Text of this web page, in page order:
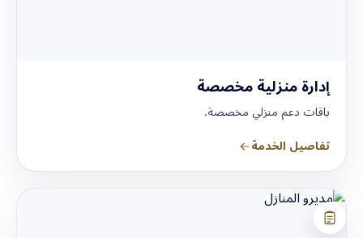
إدارة منزلية مخصصة
باقات دعم منزلي مخصصة.
تفاصيل الخدمة